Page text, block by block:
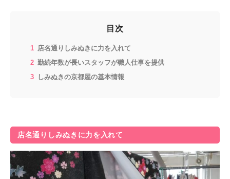
目次
店名通りしみぬきに力を入れて
勤続年数が長いスタッフが職人仕事を提供
しみぬきの京都屋の基本情報
店名通りしみぬきに力を入れて